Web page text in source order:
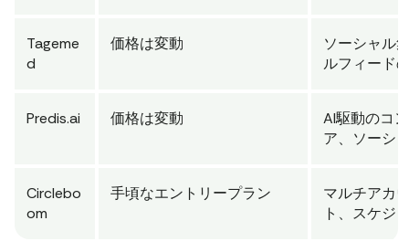
Tageme
d
価格は変動
ソーシャル
ルフィード
Predis.ai 価格は変動
AI駆動のコ
ア、ソーシ
Circlebo
om
手頃なエントリープラン
マルチアカ
ト、スケジ